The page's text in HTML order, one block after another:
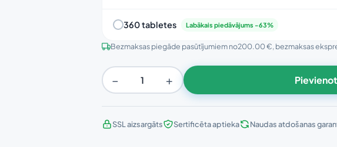
360 tabletes Labākais piedāvājums -63%
Bezmaksas piegāde pasūtījumiem no200.00 €, bezmaksas
− +
SSL aizsargāts Sertificēta aptieka Naudas atdošanas